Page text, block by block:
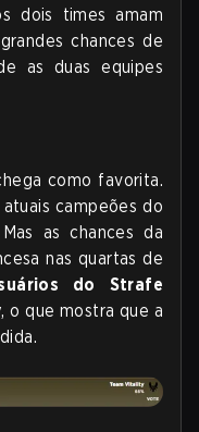
dois times amam
chances de
as duas equipes
como favorita.
campeões do
as chances da
nas quartas de
do Strafe
, o que mostra que a